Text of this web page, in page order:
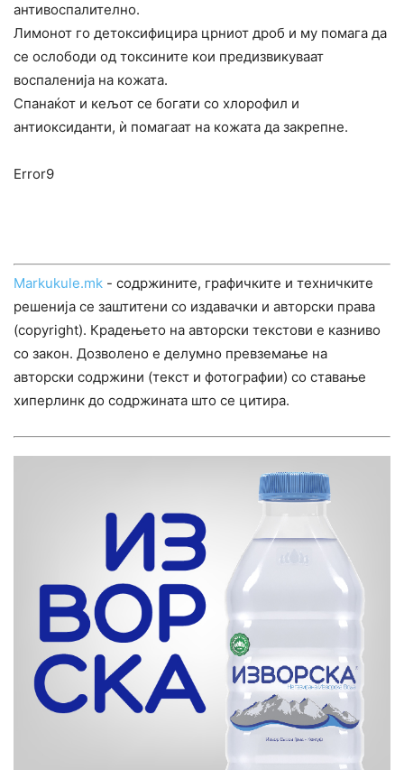
антивоспалително.
Лимонот го детоксифицира црниот дроб и му помага да
се ослободи од токсините кои предизвикуваат
воспаленија на кожата.
Спанаќот и кељот се богати со хлорофил и
антиоксиданти, ѝ помагаат на кожата да закрепне.
Error9
Markukule.mk - содржините, графичките и техничките
решенија се заштитени со издавачки и авторски права
(copyright). Крадењето на авторски текстови е казниво
со закон. Дозволено е делумно превземање на
авторски содржини (текст и фотографии) со ставање
хиперлинк до содржината што се цитира.